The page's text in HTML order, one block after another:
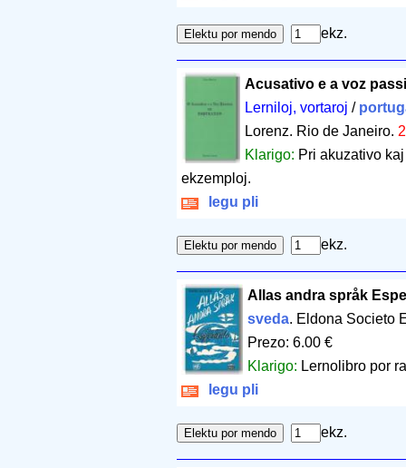
ekz.
Acusativo e a voz
Lerniloj, vortaroj /
Lorenz. Rio de Janeiro.
Klarigo: Pri akuzativo
ekzemploj.
legu pli
ekz.
Allas andra språk
sveda. Eldona Societo
Prezo: 6.00 €
Klarigo: Lernolibro por
legu pli
ekz.